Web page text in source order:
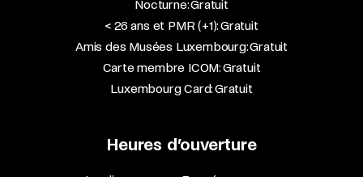
Nocturne: Gratuit
< 26 ans et PMR (+1): Gratuit
Amis des Musées Luxembourg: Gratuit
Carte membre ICOM: Gratuit
Luxembourg Card: Gratuit
Heures d’ouverture